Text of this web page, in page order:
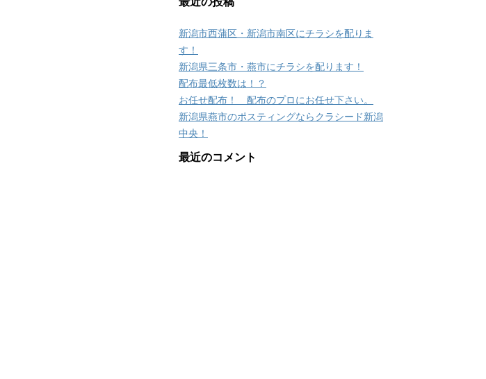
新潟市西蒲区・新潟市南区にチラシを配りま
す！
新潟県三条市・燕市にチラシを配ります！
配布最低枚数は！？
お任せ配布！ 配布のプロにお任せ下さい。
新潟県燕市のポスティングならクラシード新潟
中央！
最近のコメント